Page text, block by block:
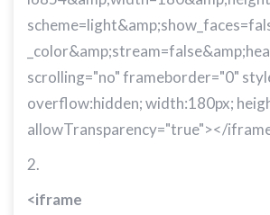
scrolling="no" frameborder="0"
overflow:hidden; width:180px;
allowTransparency="true"></
2.
<iframe
Udvikle og forbedre tjenester
Bruge begrænsede oplysninger til at
placeringsoplysninger
Identificere enheder baseret på aktivt